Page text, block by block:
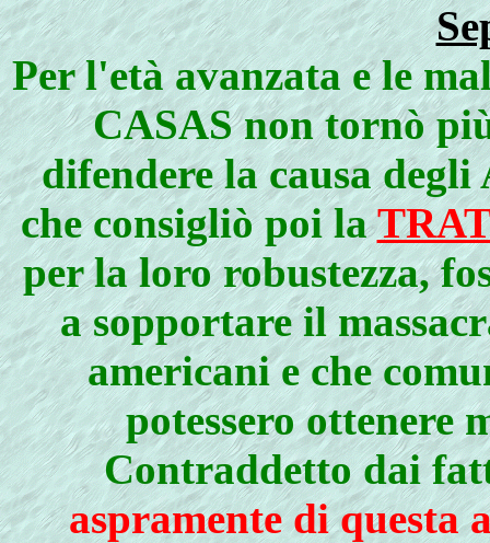
Per l'età avanzata e le
CASAS non tornò
difendere la causa
che consigliò poi la
per la loro robustezza,
a sopportare il
americani e che
potessero
Contraddetto dai
aspramente di questa